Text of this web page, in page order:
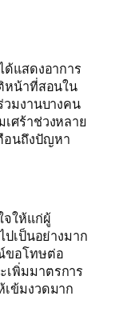
ด้แสดงอาการ
หน้าที่สอนใน
มงานบางคน
ศร้าช่วงหลาย
อนถึงปัญหา
จให้แก่ผู้
ปเป็นอย่างมาก
ขอโทษต่อ
เพิ่มมาตรการ
เข้มงวดมาก